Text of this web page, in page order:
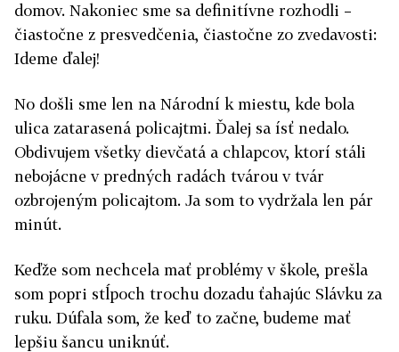
domov. Nakoniec sme sa definitívne rozhodli –
čiastočne z presvedčenia, čiastočne zo zvedavosti:
Ideme ďalej!
No došli sme len na Národní k miestu, kde bola
ulica zatarasená policajtmi. Ďalej sa ísť nedalo.
Obdivujem všetky dievčatá a chlapcov, ktorí stáli
nebojácne v predných radách tvárou v tvár
ozbrojeným policajtom. Ja som to vydržala len pár
minút.
Keďže som nechcela mať problémy v škole, prešla
som popri stĺpoch trochu dozadu ťahajúc Slávku za
ruku. Dúfala som, že keď to začne, budeme mať
lepšiu šancu uniknúť.